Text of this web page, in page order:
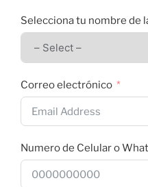
Selecciona tu nombre de
Correo electrónico
Numero de Celular o